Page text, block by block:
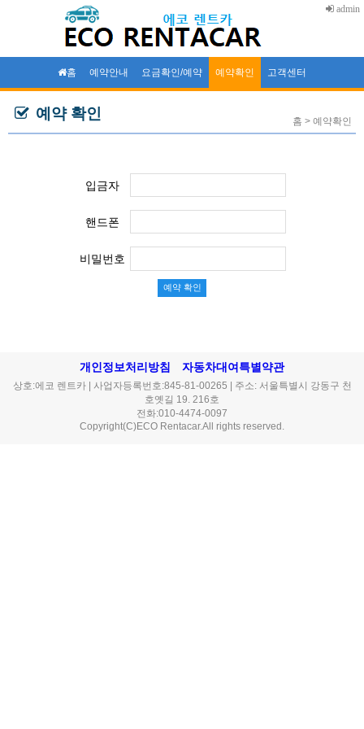
admin
홈 예약안내 요금확인/예약 예약확인 고객센터
예약 확인 홈 > 예약확인
입금자
핸드폰
비밀번호
개인정보처리방침 자동차대여특별약관
상호:에코 렌트카 | 사업자등록번호:845-81-00265 | 주소: 서울특별시 강동구 천
호옛길 19. 216호
전화:010-4474-0097
Copyright(C)ECO Rentacar.All rights reserved.